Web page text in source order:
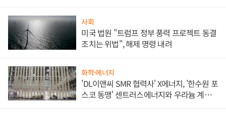
사회
미국 법원 "트럼프 정부 풍력 프로젝트 동결
조치는 위법", 해제 명령 내려
화학·에너지
'DL이앤씨 SMR 협력사' X에너지, '한수원 포
스코 동맹' 센트러스에너지와 우라늄 계약